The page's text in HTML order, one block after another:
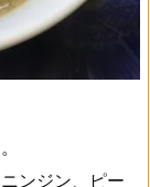
ンジン、ピー